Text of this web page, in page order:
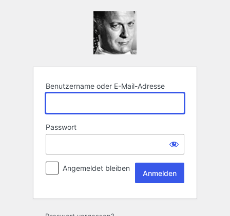
Benutzername oder E-Mail-Adresse
Passwort
Angemeldet bleiben